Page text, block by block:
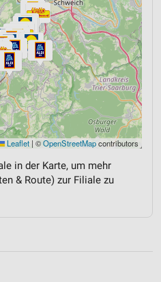
Leaflet | ©OpenStreetMapcontributors
in der Karte, um mehr
& Route) zur Filiale zu